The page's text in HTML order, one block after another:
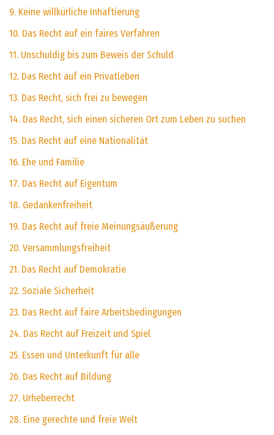
9. Keine willkürliche Inhaftierung
10. Das Recht auf ein faires Verfahren
11. Unschuldig bis zum Beweis der Schuld
12. Das Recht auf ein Privatleben
13. Das Recht, sich frei zu bewegen
14. Das Recht, sich einen sicheren Ort zum Leben zu suchen
15. Das Recht auf eine Nationalität
16. Ehe und Familie
17. Das Recht auf Eigentum
18. Gedankenfreiheit
19. Das Recht auf freie Meinungsäußerung
20. Versammlungsfreiheit
21. Das Recht auf Demokratie
22. Soziale Sicherheit
23. Das Recht auf faire Arbeitsbedingungen
24. Das Recht auf Freizeit und Spiel
25. Essen und Unterkunft für alle
26. Das Recht auf Bildung
27. Urheberrecht
28. Eine gerechte und freie Welt